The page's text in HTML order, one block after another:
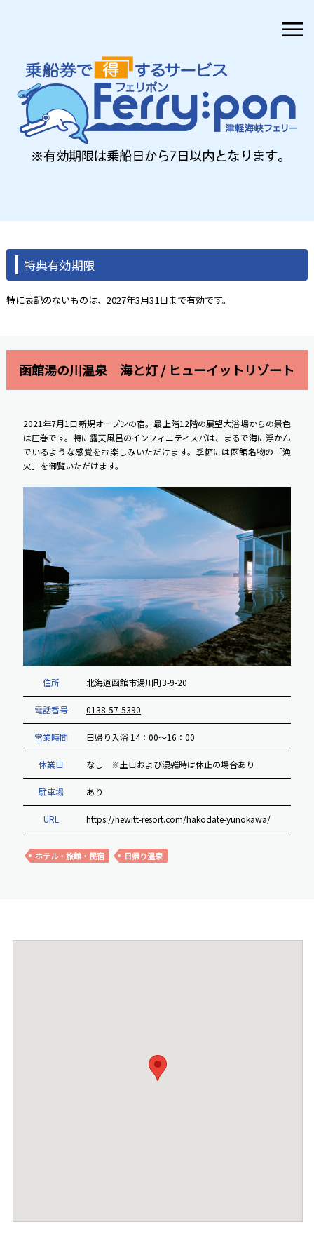
≡
特典有効期限
特に表記のないものは、2027年3月31日まで有効です。
函館湯の川温泉 海と灯 / ヒューイットリゾート
2021年7月1日新規オープンの宿。最上階12階の展望大浴場からの景色
は圧巻です。特に露天風呂のインフィニティスパは、まるで海に浮かん
でいるような感覚をお楽しみいただけます。季節には函館名物の「漁
火」を御覧いただけます。
住所 北海道函館市湯川町3-9-20
電話番号 0138-57-5390
営業時間 日帰り入浴 14：00～16：00
休業日 なし ※土日および混雑時は休止の場合あり
駐車場 あり
URL https://hewitt-resort.com/hakodate-yunokawa/
ホテル・旅館・民宿 日帰り温泉